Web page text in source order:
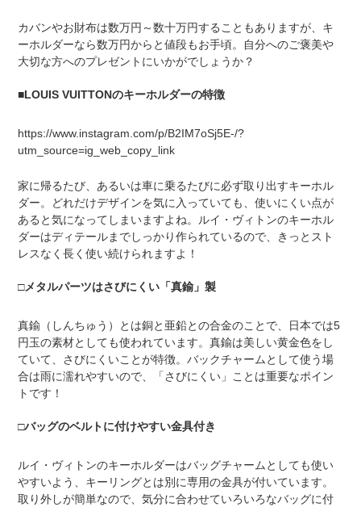
カバンやお財布は数万円～数十万円することもありますが、キ
ーホルダーなら数万円からと値段もお手頃。自分へのご褒美や
大切な方へのプレゼントにいかがでしょうか？
■LOUIS VUITTONのキーホルダーの特徴
https://www.instagram.com/p/B2IM7oSj5E-/?
utm_source=ig_web_copy_link
家に帰るたび、あるいは車に乗るたびに必ず取り出すキーホル
ダー。どれだけデザインを気に入っていても、使いにくい点が
あると気になってしまいますよね。ルイ・ヴィトンのキーホル
ダーはディテールまでしっかり作られているので、きっとスト
レスなく長く使い続けられますよ！
□メタルパーツはさびにくい「真鍮」製
真鍮（しんちゅう）とは銅と亜鉛との合金のことで、日本では5
円玉の素材としても使われています。真鍮は美しい黄金色をし
ていて、さびにくいことが特徴。バックチャームとして使う場
合は雨に濡れやすいので、「さびにくい」ことは重要なポイン
トです！
□バッグのベルトに付けやすい金具付き
ルイ・ヴィトンのキーホルダーはバッグチャームとしても使い
やすいよう、キーリングとは別に専用の金具が付いています。
取り外しが簡単なので、気分に合わせていろいろなバッグに付